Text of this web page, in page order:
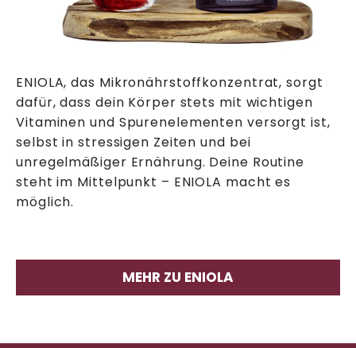
ENIOLA, das Mikronährstoffkonzentrat, sorgt
dafür, dass dein Körper stets mit wichtigen
Vitaminen und Spurenelementen versorgt ist,
selbst in stressigen Zeiten und bei
unregelmäßiger Ernährung. Deine Routine
steht im Mittelpunkt – ENIOLA macht es
möglich.
MEHR ZU ENIOLA